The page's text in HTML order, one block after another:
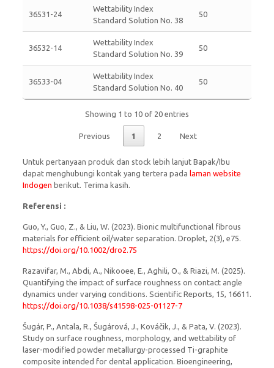
36531-24
Wettability Index
Standard Solution No. 38
50
36532-14
Wettability Index
Standard Solution No. 39
50
36533-04
Wettability Index
Standard Solution No. 40
50
Showing 1 to 10 of 20 entries
Previous 1 2 Next
Untuk pertanyaan produk dan stock lebih lanjut Bapak/Ibu
dapat menghubungi kontak yang tertera pada laman website
Indogen berikut. Terima kasih.
Referensi :
Guo, Y., Guo, Z., & Liu, W. (2023). Bionic multifunctional fibrous
materials for efficient oil/water separation. Droplet, 2(3), e75.
https://doi.org/10.1002/dro2.75
Razavifar, M., Abdi, A., Nikooee, E., Aghili, O., & Riazi, M. (2025).
Quantifying the impact of surface roughness on contact angle
dynamics under varying conditions. Scientific Reports, 15, 16611.
https://doi.org/10.1038/s41598-025-01127-7
Šugár, P., Antala, R., Šugárová, J., Kováčik, J., & Pata, V. (2023).
Study on surface roughness, morphology, and wettability of
laser-modified powder metallurgy-processed Ti-graphite
composite intended for dental application. Bioengineering,